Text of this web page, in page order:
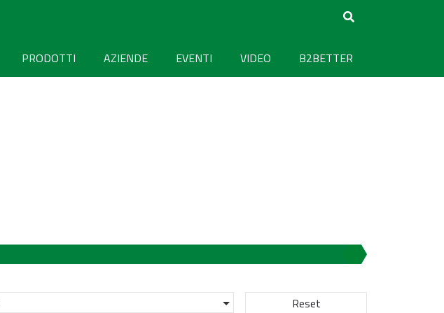
PRODOTTI AZIENDE EVENTI VIDEO B2BETTER
Reset